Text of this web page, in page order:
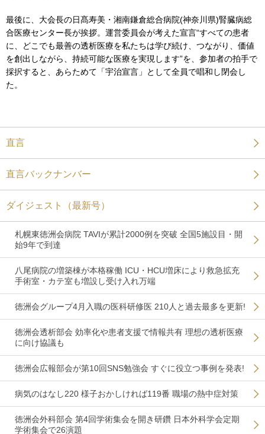
最後に、大会長の日髙寿美・湘南鎌倉総合病院(神奈川県)腎臓病総
合医療センター長が挨拶。運営委員会が考えた宣言“すべての患者
に、どこでも最善の透析医療を私たちは学び続け、つながり、価値
を創出しながら、持続可能な医療を実現します”を、参加者の拍手で
採択すると、あらためて「宇治宣言」として全員で唱和し閉会し
た。
直言
直言バックナンバー
ダイジェスト（最新号）
札幌東徳洲会病院 TAVIが累計2000例を突破 全国5施設目・開
始9年で到達
八尾病院の増築棟が本格稼働 ICU・HCU増床により救急拡充
手術室・カテ室も増設し受け入れ万端
徳洲会グループ4月入職の医科研修医 210人と過去最多を更新!
徳洲会透析部会 効率化や患者支援で情報共有 理想の透析医療
に向け協議も
徳洲会広報部会が第10回SNS勉強会 すぐに役立つ事例を発表!
病気のはなし220 様子おかしければ119番 職場の熱中症対策
徳洲会外科部会 第4回学術集会を開き研鑽 日本外科学会定期
学術集会で26演題